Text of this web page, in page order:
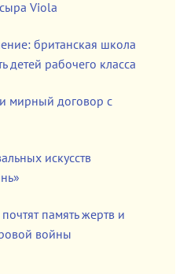
Viola
британская школа
детей рабочего класса
мирный договор с
искусств
память жертв и
войны